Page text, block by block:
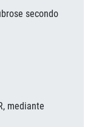
secondo
mediante